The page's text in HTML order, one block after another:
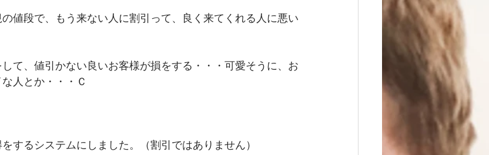
値段で、もう来ない人に割引って、良く来てくれる人に悪い
て、値引かない良いお客様が損をする・・・可愛そうに、お
人とか・・・Ｃ
するシステムにしました。（割引ではありません）